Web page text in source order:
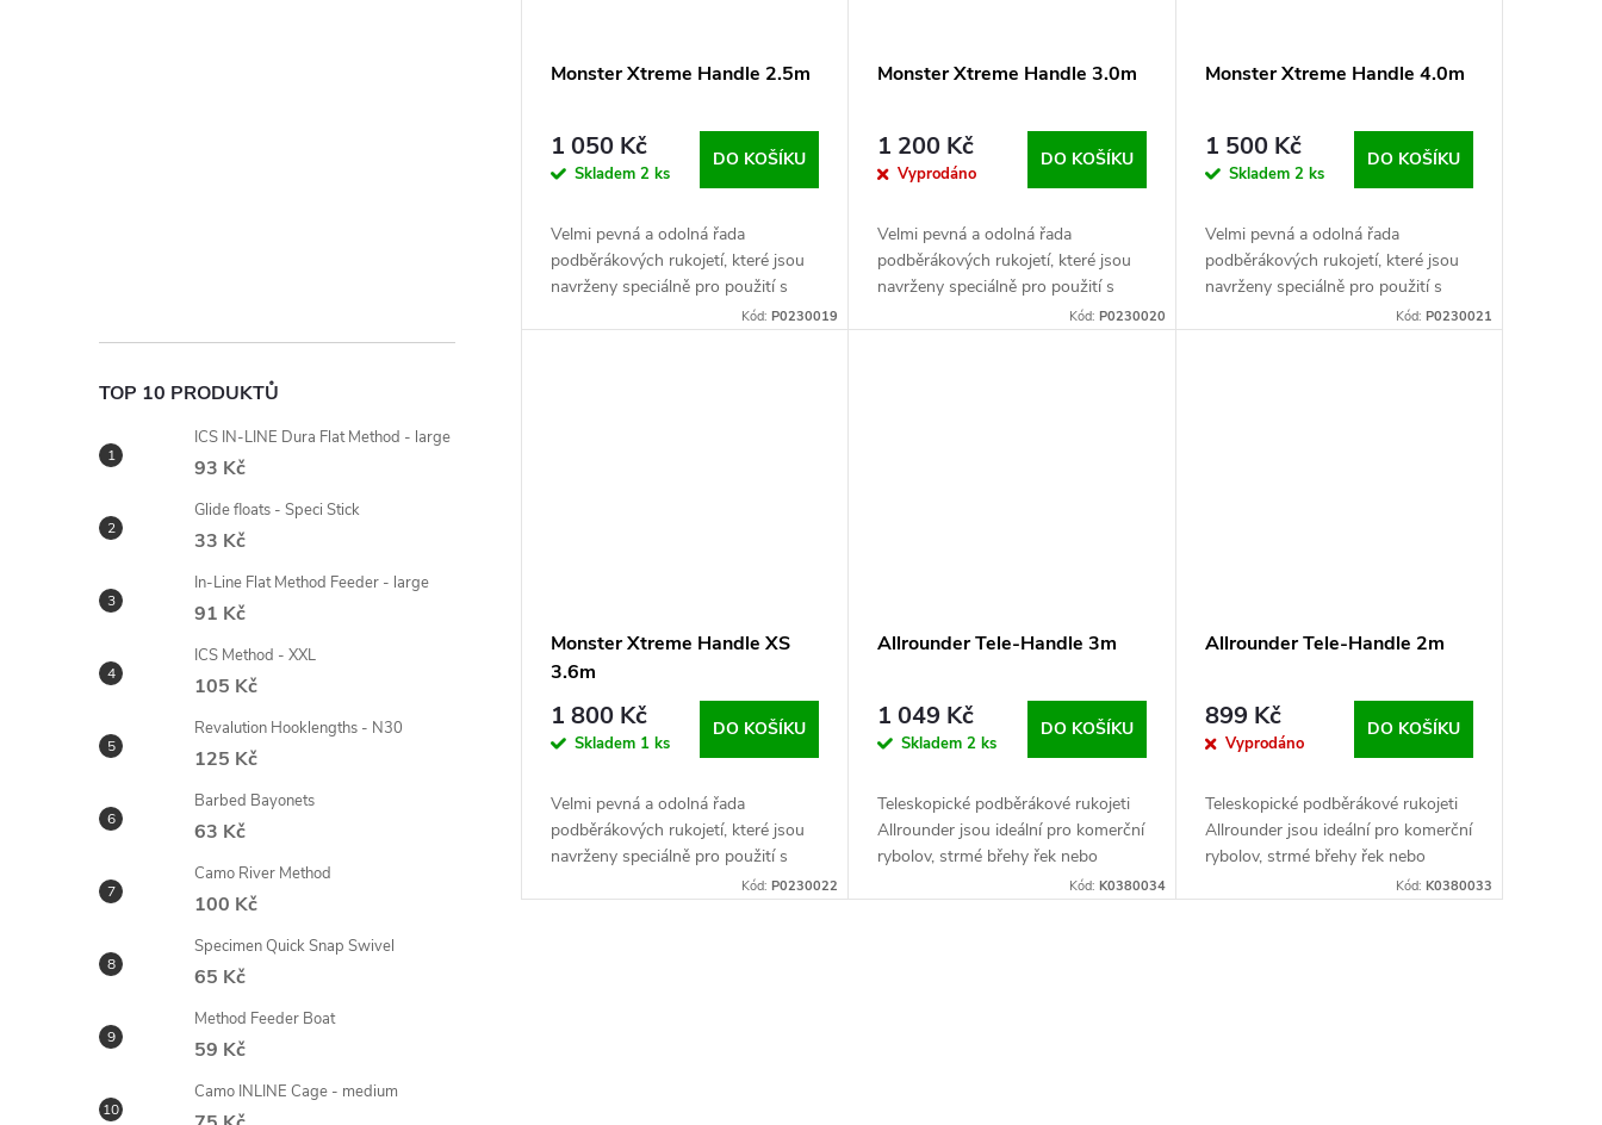
TOP 10 PRODUKTŮ
ICS IN-LINE Dura Flat Method - large
93 Kč
Glide floats - Speci Stick
33 Kč
In-Line Flat Method Feeder - large
91 Kč
ICS Method - XXL
105 Kč
Revalution Hooklengths - N30
125 Kč
Barbed Bayonets
63 Kč
Camo River Method
100 Kč
Specimen Quick Snap Swivel
65 Kč
Method Feeder Boat
59 Kč
Camo INLINE Cage - medium
Monster Xtreme Handle 2.5m
1 050 Kč
Skladem 2 ks
DO KOŠÍKU
Velmi pevná a odolná řada
podběrákových rukojetí, které jsou
navrženy speciálně pro použití s
většími podběrákovými hlavami, kde
Kód:P0230019
Monster Xtreme Handle 3.0m
1 200 Kč
Vyprodáno
DO KOŠÍKU
Velmi pevná a odolná řada
podběrákových rukojetí, které jsou
navrženy speciálně pro použití s
většími podběrákovými hlavami, kde
Kód: P0230020
Monster Xtreme Handle 4.0m
1 500 Kč
Skladem 2 ks
DO KOŠÍKU
Velmi pevná a odolná řada
podběrákových rukojetí, které jsou
navrženy speciálně pro použití s
většími podběrákovými hlavami, kde
Kód: P0230021
Monster Xtreme Handle XS
3.6m
1 800 Kč
Skladem 1 ks
DO KOŠÍKU
Velmi pevná a odolná řada
podběrákových rukojetí, které jsou
navrženy speciálně pro použití s
většími podběrákovými hlavami, kde
Kód:P0230022
Allrounder Tele-Handle 3m
1 049 Kč
Skladem2 ks
DO KOŠÍKU
Teleskopické podběrákové rukojeti
Allrounder jsou ideální pro komerční
rybolov, strmé břehy řek nebo
všude tam, kde je potřeba velmi
Kód: K0380034
Allrounder Tele-Handle 2m
899 Kč
Vyprodáno
DO KOŠÍKU
Teleskopické podběrákové rukojeti
Allrounder jsou ideální pro komerční
rybolov, strmé břehy řek nebo
všude tam, kde je potřeba velmi
Kód: K0380033